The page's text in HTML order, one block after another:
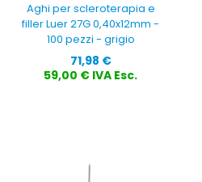
Aghi per scleroterapia e
filler Luer 27G 0,40x12mm -
100 pezzi - grigio
Prezzo
71,98 €
59,00 € IVA Esc.